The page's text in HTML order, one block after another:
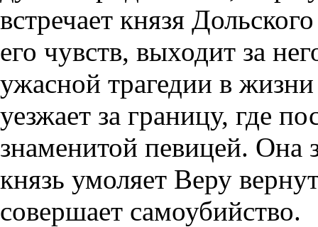
встречает князя
его чувств, выходит за
ужасной трагедии в
уезжает за границу, где
знаменитой певицей. Она
князь умоляет Веру
совершает самоубийство.